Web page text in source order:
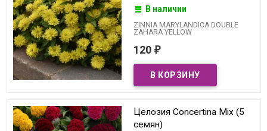
В наличии
ZINNIA MARYLANDICA DOUBLE
ZAHARA YELLOW
120 ₽
Целозия Concertina Mix (5
семян)